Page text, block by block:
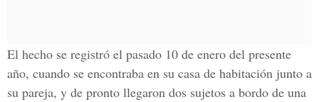
El hecho se registró el pasado 10 de enero del presente
año, cuando se encontraba en su casa de habitación junto a
su pareja, y de pronto llegaron dos sujetos a bordo de una